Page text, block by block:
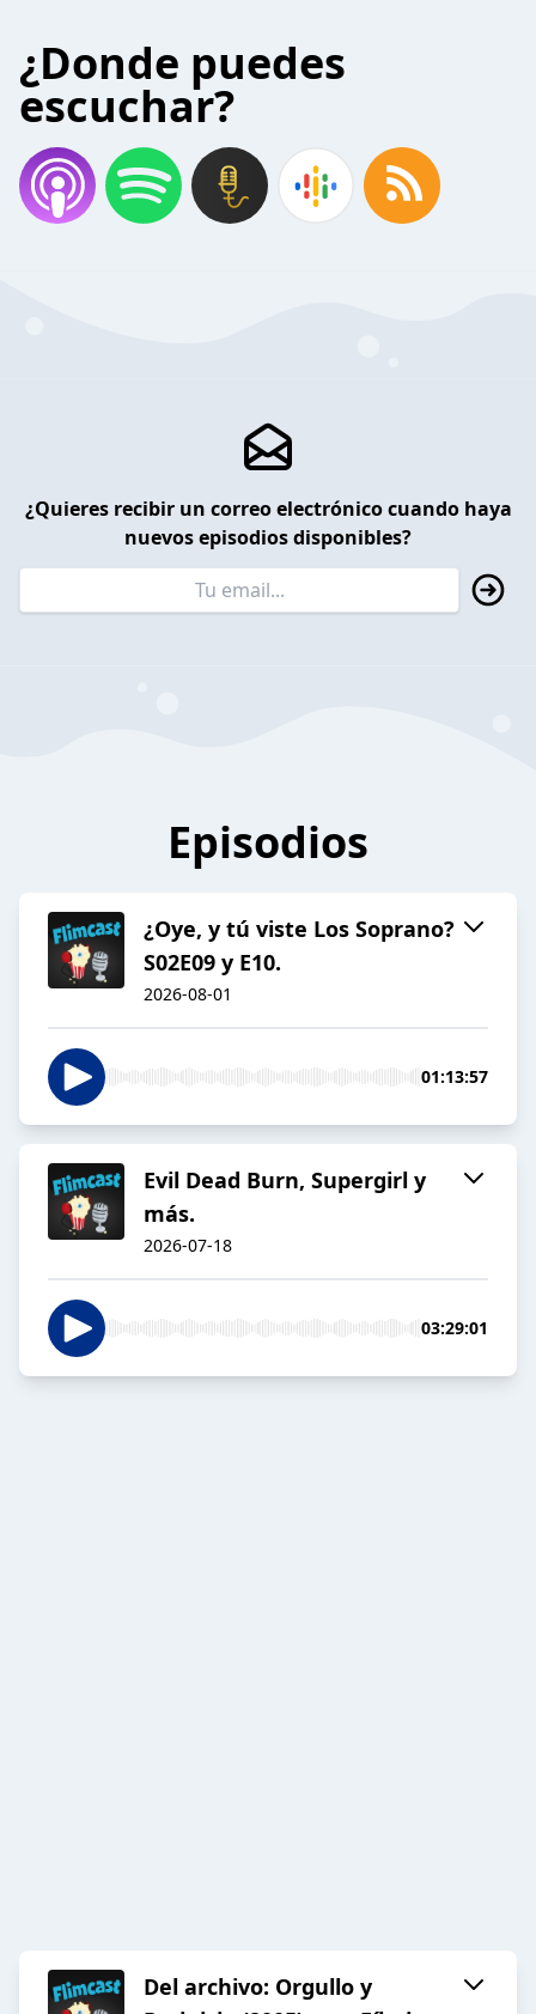
¿Donde puedes
escuchar?
¿Quieres recibir un correo electrónico cuando haya
nuevos episodios disponibles?
Episodios
¿Oye, y tú viste Los Soprano?
S02E09 y E10.
2026-08-01
01:13:57
Evil Dead Burn, Supergirl y
más.
2026-07-18
03:29:01
Del archivo: Orgullo y